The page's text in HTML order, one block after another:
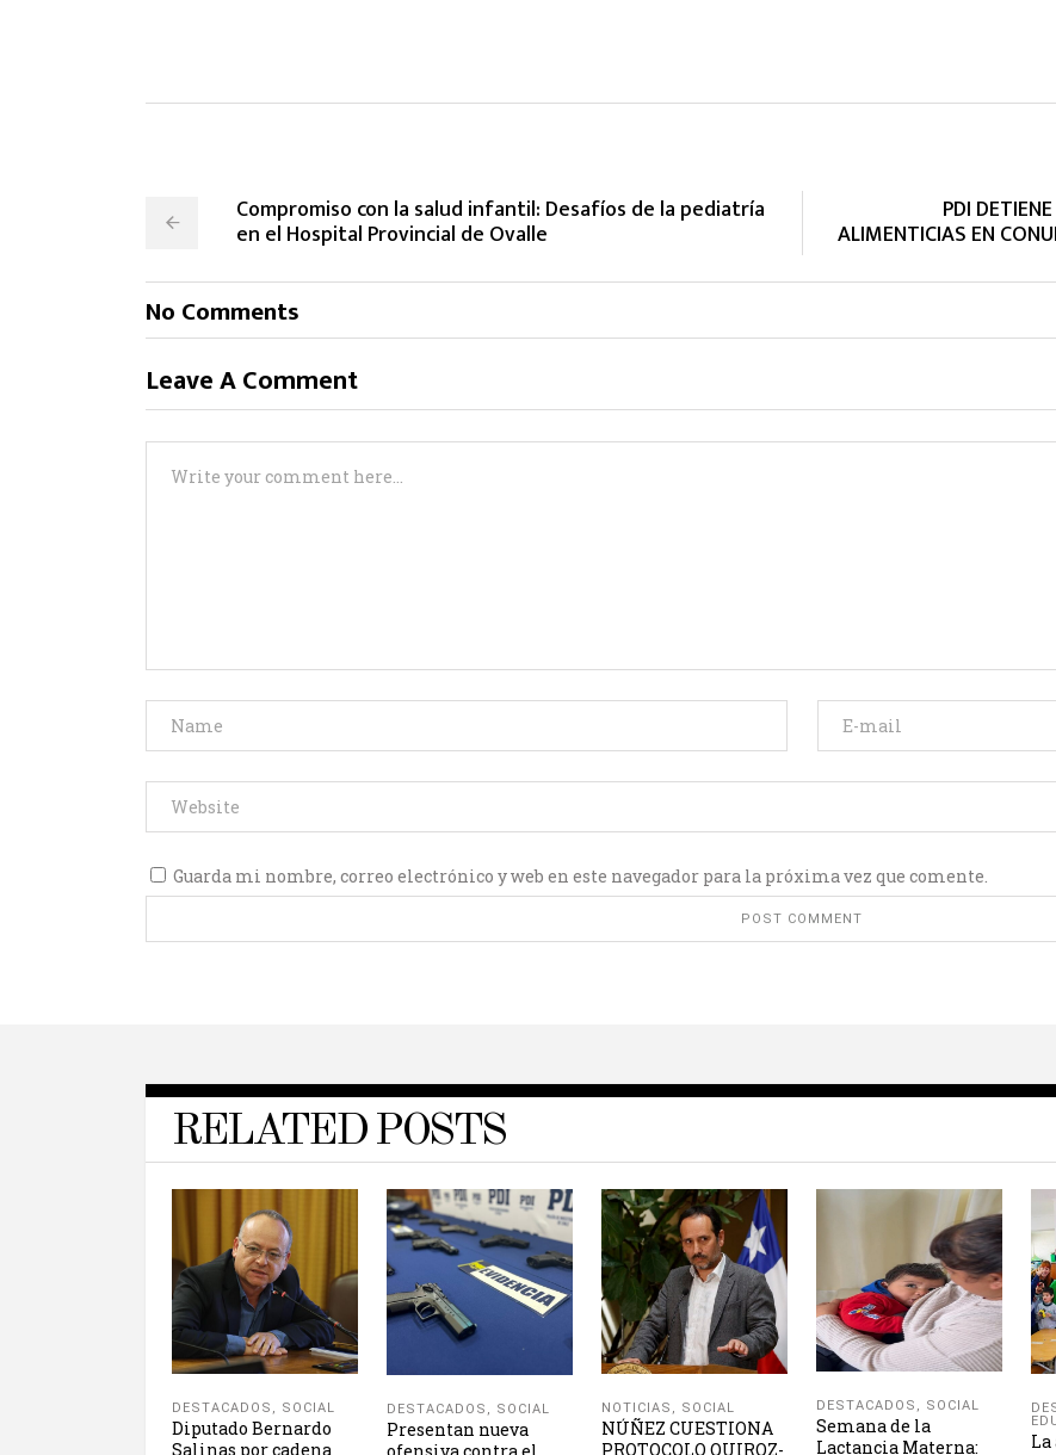
Compromiso con la salud infantil: Desafíos de la pediatría
en el Hospital Provincial de Ovalle
PDI
ALIMENTICIAS EN
No Comments
Leave A Comment
Guarda mi nombre, correo electrónico y web en este navegador para la próxima vez que comente.
RELATED POSTS
DESTACADOS , SOCIAL
Diputado Bernardo
Salinas por cadena
DESTACADOS , SOCIAL
Presentan nueva
NOTICIAS , SOCIAL
NÚÑEZ CUESTIONA
PROTOCOLO QUIROZ-
DESTACADOS , SOCIAL
Semana de la
Lactancia Materna: